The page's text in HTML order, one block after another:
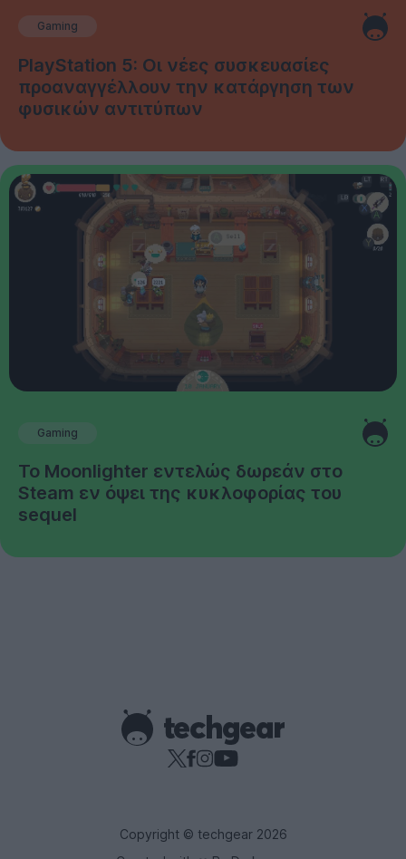
Gaming
PlayStation 5: Οι νέες συσκευασίες
προαναγγέλλουν την κατάργηση των
φυσικών αντιτύπων
Gaming
Το Moonlighter εντελώς δωρεάν στο
Steam εν όψει της κυκλοφορίας του
sequel
Copyright © techgear 2026